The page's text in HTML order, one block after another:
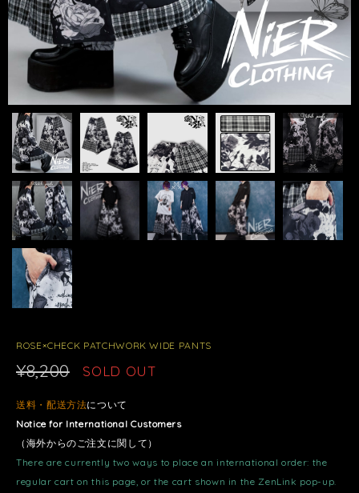
ROSE×CHECK PATCHWORK WIDE PANTS
¥8,200 SOLD OUT
送料・配送方法について
Notice for International Customers
（海外からのご注文に関して）
There are currently two ways to place an international order: the
regular cart on this page, or the cart shown in the ZenLink pop-up.